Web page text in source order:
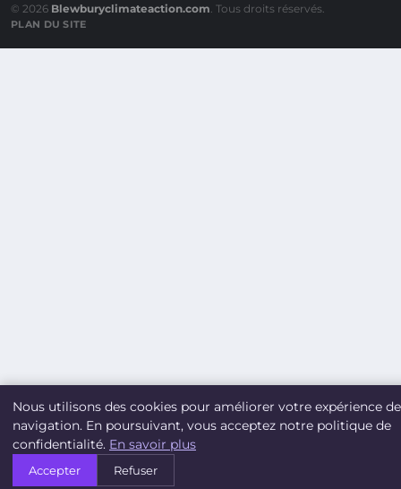
© 2026 Blewburyclimateaction.com. Tous droits réservés.
PLAN DU SITE
Nous utilisons des cookies pour améliorer votre expérience de
navigation. En poursuivant, vous acceptez notre politique de
confidentialité. En savoir plus
Accepter Refuser